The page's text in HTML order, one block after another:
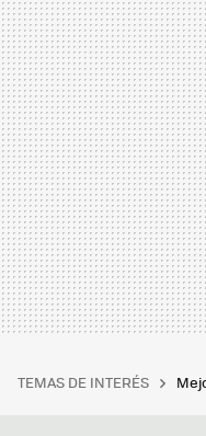
TEMAS DE INTERÉS